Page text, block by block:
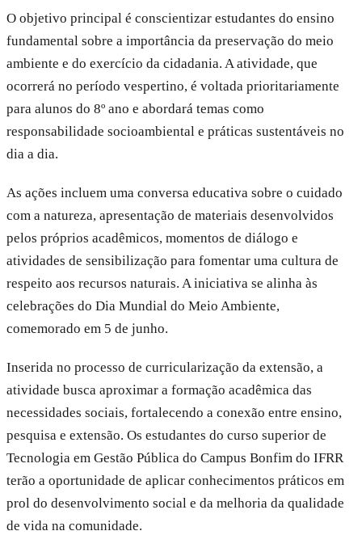
O objetivo principal é conscientizar estudantes do ensino
fundamental sobre a importância da preservação do meio
ambiente e do exercício da cidadania. A atividade, que
ocorrerá no período vespertino, é voltada prioritariamente
para alunos do 8º ano e abordará temas como
responsabilidade socioambiental e práticas sustentáveis no
dia a dia.
As ações incluem uma conversa educativa sobre o cuidado
com a natureza, apresentação de materiais desenvolvidos
pelos próprios acadêmicos, momentos de diálogo e
atividades de sensibilização para fomentar uma cultura de
respeito aos recursos naturais. A iniciativa se alinha às
celebrações do Dia Mundial do Meio Ambiente,
comemorado em 5 de junho.
Inserida no processo de curricularização da extensão, a
atividade busca aproximar a formação acadêmica das
necessidades sociais, fortalecendo a conexão entre ensino,
pesquisa e extensão. Os estudantes do curso superior de
Tecnologia em Gestão Pública do Campus Bonfim do IFRR
terão a oportunidade de aplicar conhecimentos práticos em
prol do desenvolvimento social e da melhoria da qualidade
de vida na comunidade.